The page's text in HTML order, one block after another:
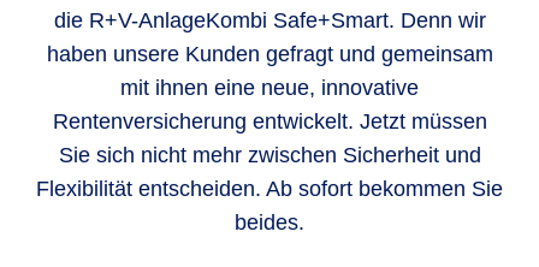
die R+V-AnlageKombi Safe+Smart. Denn wir
haben unsere Kunden gefragt und gemeinsam
mit ihnen eine neue, innovative
Rentenversicherung entwickelt. Jetzt müssen
Sie sich nicht mehr zwischen Sicherheit und
Flexibilität entscheiden. Ab sofort bekommen Sie
beides.